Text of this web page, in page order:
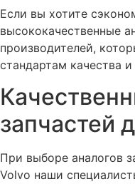
Если вы хотите
высококачественные
производителей,
стандартам качества
запчастей
При выборе аналогов
Volvo наши